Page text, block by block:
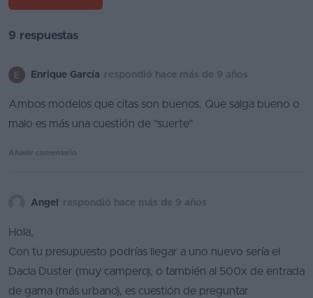
Vender
Ventas
coches
9 respuestas
Enrique García respondió hace más de 9 años
Ambos modelos que citas son buenos. Que salga bueno o
malo es más una cuestión de "suerte"
Añadir comentario
Angel respondió hace más de 9 años
Hola,
Con tu presupuesto podrías llegar a uno nuevo sería el
Dacia Duster (muy campero), o también al 500x de entrada
de gama (más urbano), es cuestión de preguntar